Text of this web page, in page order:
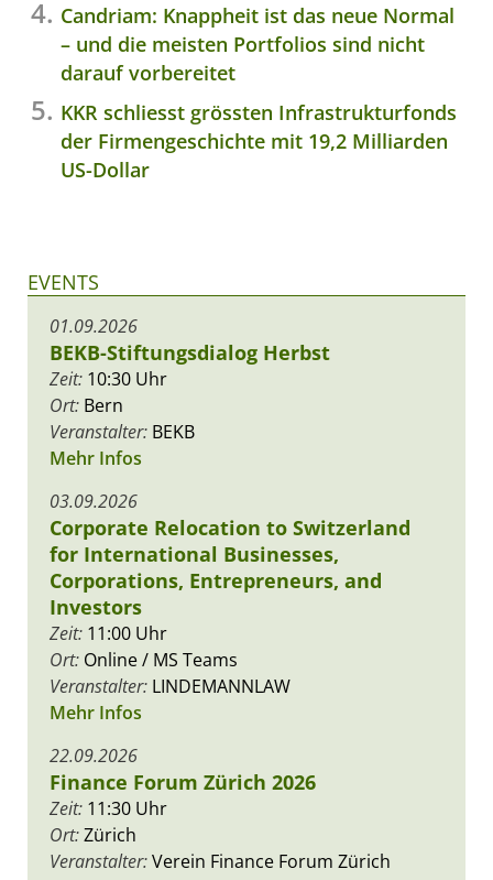
Candriam: Knappheit ist das neue Normal
– und die meisten Portfolios sind nicht
darauf vorbereitet
KKR schliesst grössten Infrastrukturfonds
der Firmengeschichte mit 19,2 Milliarden
US-Dollar
EVENTS
01.09.2026
BEKB-Stiftungsdialog Herbst
Zeit: 10:30 Uhr
Ort: Bern
Veranstalter: BEKB
Mehr Infos
03.09.2026
Corporate Relocation to Switzerland
for International Businesses,
Corporations, Entrepreneurs, and
Investors
Zeit: 11:00 Uhr
Ort: Online / MS Teams
Veranstalter: LINDEMANNLAW
Mehr Infos
22.09.2026
Finance Forum Zürich 2026
Zeit: 11:30 Uhr
Ort:Zürich
Veranstalter:Verein Finance Forum Zürich